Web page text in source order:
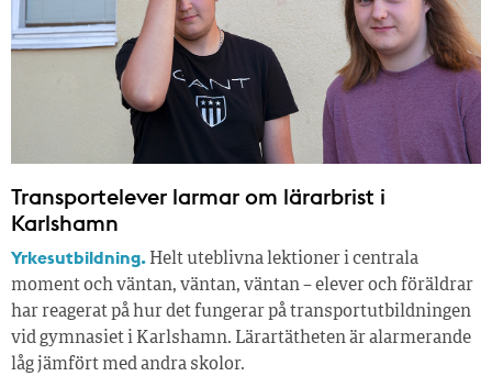
Transportelever larmar om lärarbrist i
Karlshamn
Yrkesutbildning. Helt uteblivna lektioner i centrala
moment och väntan, väntan, väntan – elever och föräldrar
har reagerat på hur det fungerar på transportutbildningen
vid gymnasiet i Karlshamn. Lärartätheten är alarmerande
låg jämfört med andra skolor.